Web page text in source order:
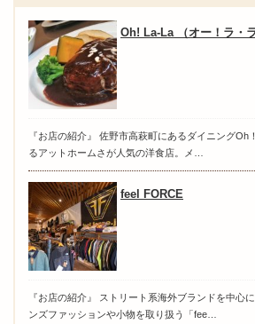
Oh! La-La （オー！ラ・ラ
『お店の紹介』 佐野市高萩町にあるダイニングOh
るアットホームさが人気の洋食店。メ…
feel FORCE
『お店の紹介』 ストリート系海外ブランドを中心
ンズファッションや小物を取り扱う「fee…